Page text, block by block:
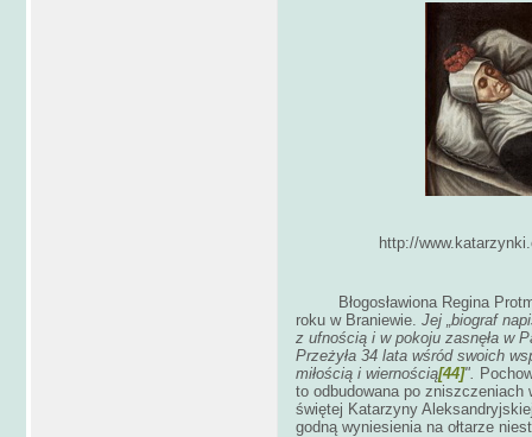
http://
Błogosławiona Regina
roku w Braniewie. Jej „biograf
z ufnością i w pokoju zasnęła w
Przeżyła 34 lata wśród swoich
miłością i wiernością[44]".
to odbudowana po
świętej Katarzyny
godną wyniesienia na ołtarze